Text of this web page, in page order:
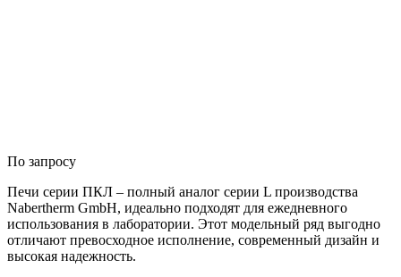
По запросу
Печи серии ПКЛ – полный аналог серии L производства
Nabertherm GmbH, идеально подходят для ежедневного
использования в лаборатории. Этот модельный ряд выгодно
отличают превосходное исполнение, современный дизайн и
высокая надежность.